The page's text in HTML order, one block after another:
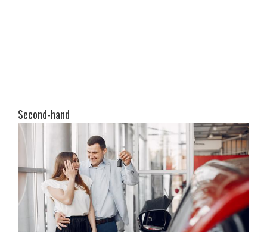
Second-hand